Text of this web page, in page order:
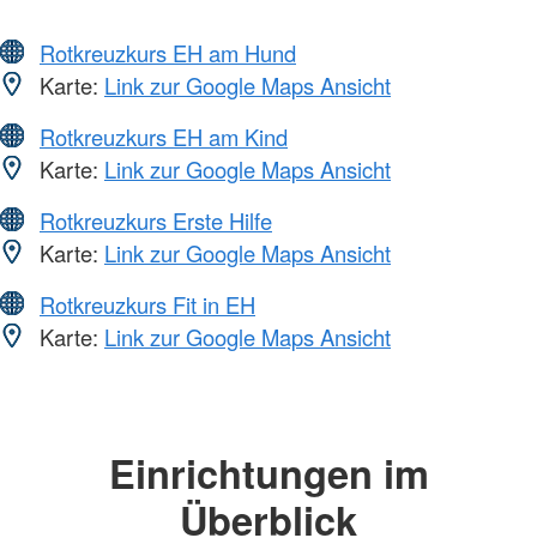
Rotkreuzkurs EH am Hund
Karte: Link zur Google Maps Ansicht
Rotkreuzkurs EH am Kind
Karte: Link zur Google Maps Ansicht
Rotkreuzkurs Erste Hilfe
Karte: Link zur Google Maps Ansicht
Rotkreuzkurs Fit in EH
Karte: Link zur Google Maps Ansicht
Einrichtungen im
Überblick